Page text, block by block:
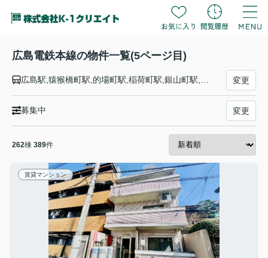
広島電鉄本線の物件一覧(5ページ目)
広島駅,猿猴橋町駅,的場町駅,稲荷町駅,銀山町駅,胡町駅,八丁堀駅,立町駅,紙屋町東駅,紙屋町西駅,原爆ドーム前駅,本川町駅,十日市町駅,土橋駅,小網町駅,天満町駅,観音町駅,西観音町駅,福島町駅,広電西広島（己斐）駅 変更
募集中 変更
262棟 389件
賃貸マンション